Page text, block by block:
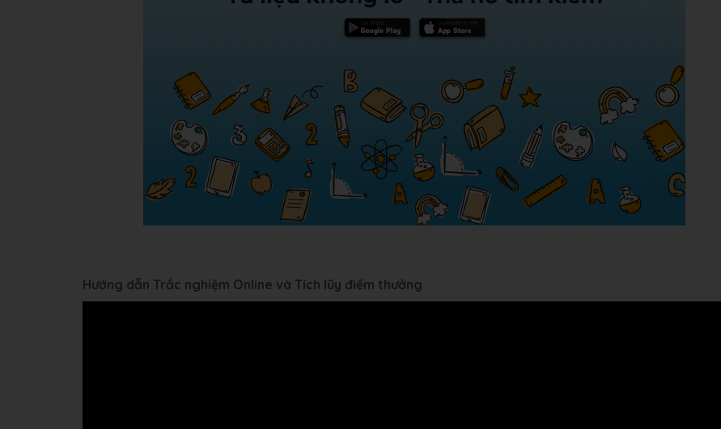
Hướng dẫn Trắc nghiệm Online và Tích lũy điểm thưởng